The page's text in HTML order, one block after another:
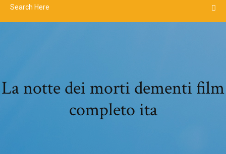
La notte dei morti dementi film
completo ita